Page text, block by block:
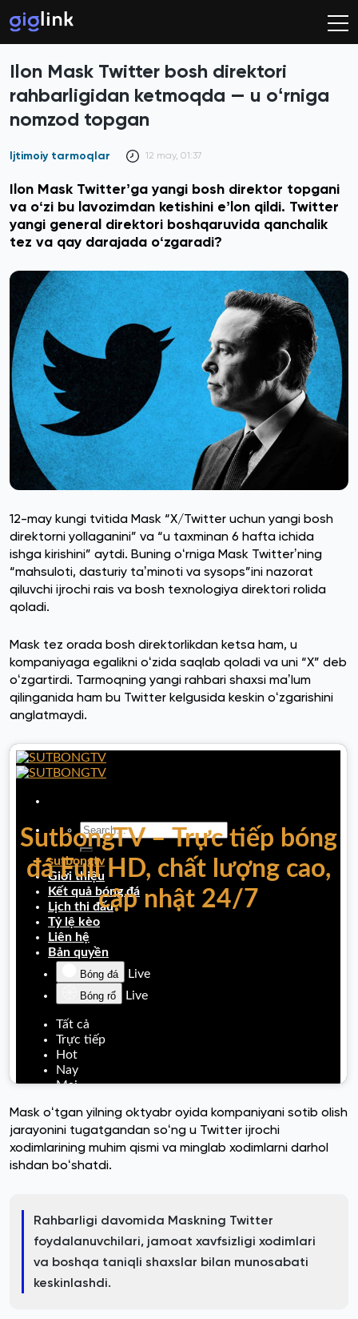
Ilon Mask Twitter bosh direktori
rahbarligidan ketmoqda — u oʻrniga
nomzod topgan
Ijtimoiy tarmoqlar 12 may, 01:37
Ilon Mask Twitterʼga yangi bosh direktor topgani
va oʻzi bu lavozimdan ketishini eʼlon qildi. Twitter
yangi general direktori boshqaruvida qanchalik
tez va qay darajada oʻzgaradi?
12-may kungi tvitida Mask “X/Twitter uchun yangi bosh
direktorni yollaganini” va “u taxminan 6 hafta ichida
ishga kirishini” aytdi. Buning oʻrniga Mask Twitterʼning
“mahsuloti, dasturiy taʼminoti va sysops”ini nazorat
qiluvchi ijrochi rais va bosh texnologiya direktori rolida
qoladi.
Mask tez orada bosh direktorlikdan ketsa ham, u
kompaniyaga egalikni oʻzida saqlab qoladi va uni “X” deb
oʻzgartirdi. Tarmoqning yangi rahbari shaxsi maʼlum
qilinganida ham bu Twitter kelgusida keskin oʻzgarishini
anglatmaydi.
Mask oʻtgan yilning oktyabr oyida kompaniyani sotib olish
jarayonini tugatgandan soʻng u Twitter ijrochi
xodimlarining muhim qismi va minglab xodimlarni darhol
ishdan boʻshatdi.
Rahbarligi davomida Maskning Twitter
foydalanuvchilari, jamoat xavfsizligi xodimlari
va boshqa taniqli shaxslar bilan munosabati
keskinlashdi.